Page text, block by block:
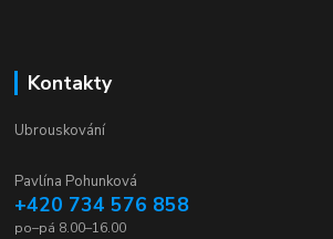
Kontakty
Ubrouskování
Pavlína Pohunková
+420 734 576 858
po–pá 8.00–16.00